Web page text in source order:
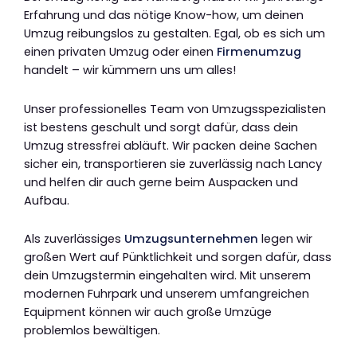
Erfahrung und das nötige Know-how, um deinen
Umzug reibungslos zu gestalten. Egal, ob es sich um
einen privaten Umzug oder einen Firmenumzug
handelt – wir kümmern uns um alles!
Unser professionelles Team von Umzugsspezialisten
ist bestens geschult und sorgt dafür, dass dein
Umzug stressfrei abläuft. Wir packen deine Sachen
sicher ein, transportieren sie zuverlässig nach Lancy
und helfen dir auch gerne beim Auspacken und
Aufbau.
Als zuverlässiges Umzugsunternehmen legen wir
großen Wert auf Pünktlichkeit und sorgen dafür, dass
dein Umzugstermin eingehalten wird. Mit unserem
modernen Fuhrpark und unserem umfangreichen
Equipment können wir auch große Umzüge
problemlos bewältigen.